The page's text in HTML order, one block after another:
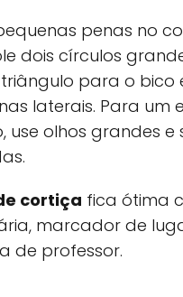
penas no
dois círculos
para o bico
laterais. Para um
use olhos grandes
cortiça fica ótima
marcador de
de professor.